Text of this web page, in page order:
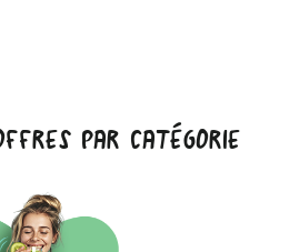
PAR CATÉGORIE